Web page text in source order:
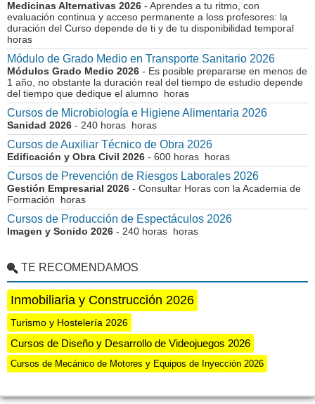
Medicinas Alternativas 2026 - Aprendes a tu ritmo, con
evaluación continua y acceso permanente a loss profesores: la
duración del Curso depende de ti y de tu disponibilidad temporal
horas
Módulo de Grado Medio en Transporte Sanitario 2026
Módulos Grado Medio 2026 - Es posible prepararse en menos de
1 año, no obstante la duración real del tiempo de estudio depende
del tiempo que dedique el alumno horas
Cursos de Microbiología e Higiene Alimentaria 2026
Sanidad 2026 - 240 horas horas
Cursos de Auxiliar Técnico de Obra 2026
Edificación y Obra Civil 2026 - 600 horas horas
Cursos de Prevención de Riesgos Laborales 2026
Gestión Empresarial 2026 - Consultar Horas con la Academia de
Formación horas
Cursos de Producción de Espectáculos 2026
Imagen y Sonido 2026 - 240 horas horas
TE RECOMENDAMOS
Inmobiliaria y Construcción 2026
Turismo y Hostelería 2026
Cursos de Diseño y Desarrollo de Videojuegos 2026
Cursos de Mecánico de Motores y Equipos de Inyección 2026